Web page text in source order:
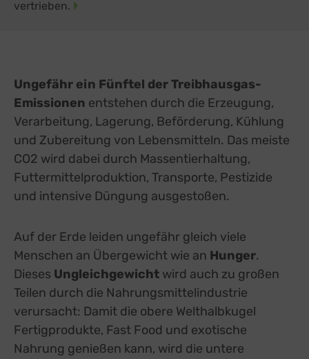
vertrieben.
Ungefähr ein Fünftel der Treibhausgas-
Emissionen entstehen durch die Erzeugung,
Verarbeitung, Lagerung, Beförderung, Kühlung
und Zubereitung von Lebensmitteln. Das meiste
CO2 wird dabei durch Massentierhaltung,
Futtermittelproduktion, Transporte, Pestizide
und intensive Düngung ausgestoßen.
Auf der Erde leiden ungefähr gleich viele
Menschen an Übergewicht wie an Hunger.
Dieses Ungleichgewicht wird auch zu großen
Teilen durch die Nahrungsmittelindustrie
verursacht: Damit die obere Welthalbkugel
Fertigprodukte, Fast Food und exotische
Nahrung genießen kann, wird die untere